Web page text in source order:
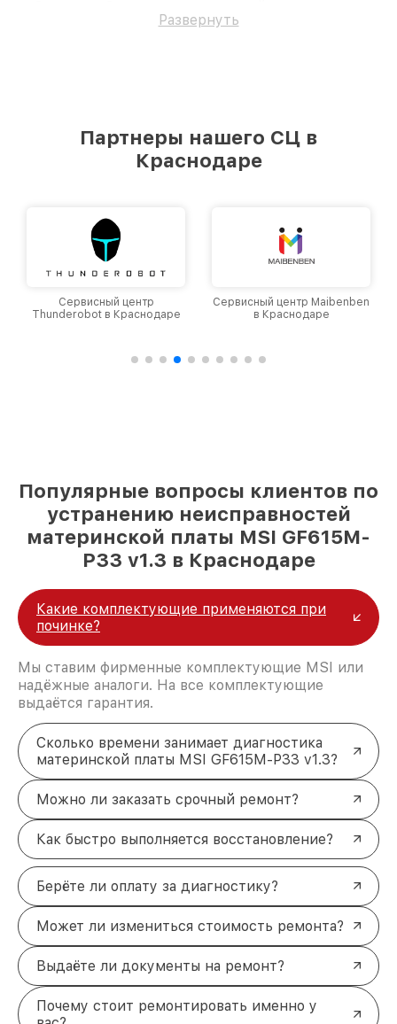
Развернуть
Партнеры нашего СЦ в
Краснодаре
Сервисный центр
Thunderobot в Краснодаре
Сервисный центр Maibenben
в Краснодаре
Популярные вопросы клиентов по
устранению неисправностей
материнской платы MSI GF615M-
P33 v1.3 в Краснодаре
Какие комплектующие применяются при
починке?
Мы ставим фирменные комплектующие MSI или
надёжные аналоги. На все комплектующие
выдаётся гарантия.
Сколько времени занимает диагностика
материнской платы MSI GF615M-P33 v1.3?
Можно ли заказать срочный ремонт?
Как быстро выполняется восстановление?
Берёте ли оплату за диагностику?
Может ли измениться стоимость ремонта?
Выдаёте ли документы на ремонт?
Почему стоит ремонтировать именно у